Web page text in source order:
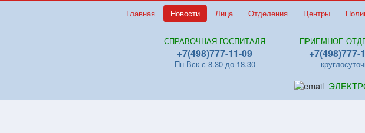
Главная Новости Лица Отделения Центры
СПРАВОЧНАЯ ГОСПИТАЛЯ
+7(498)777-11-09
Пн-Вск с 8.30 до 18.30
ПРИЕМНОЕ
+7(498)777-